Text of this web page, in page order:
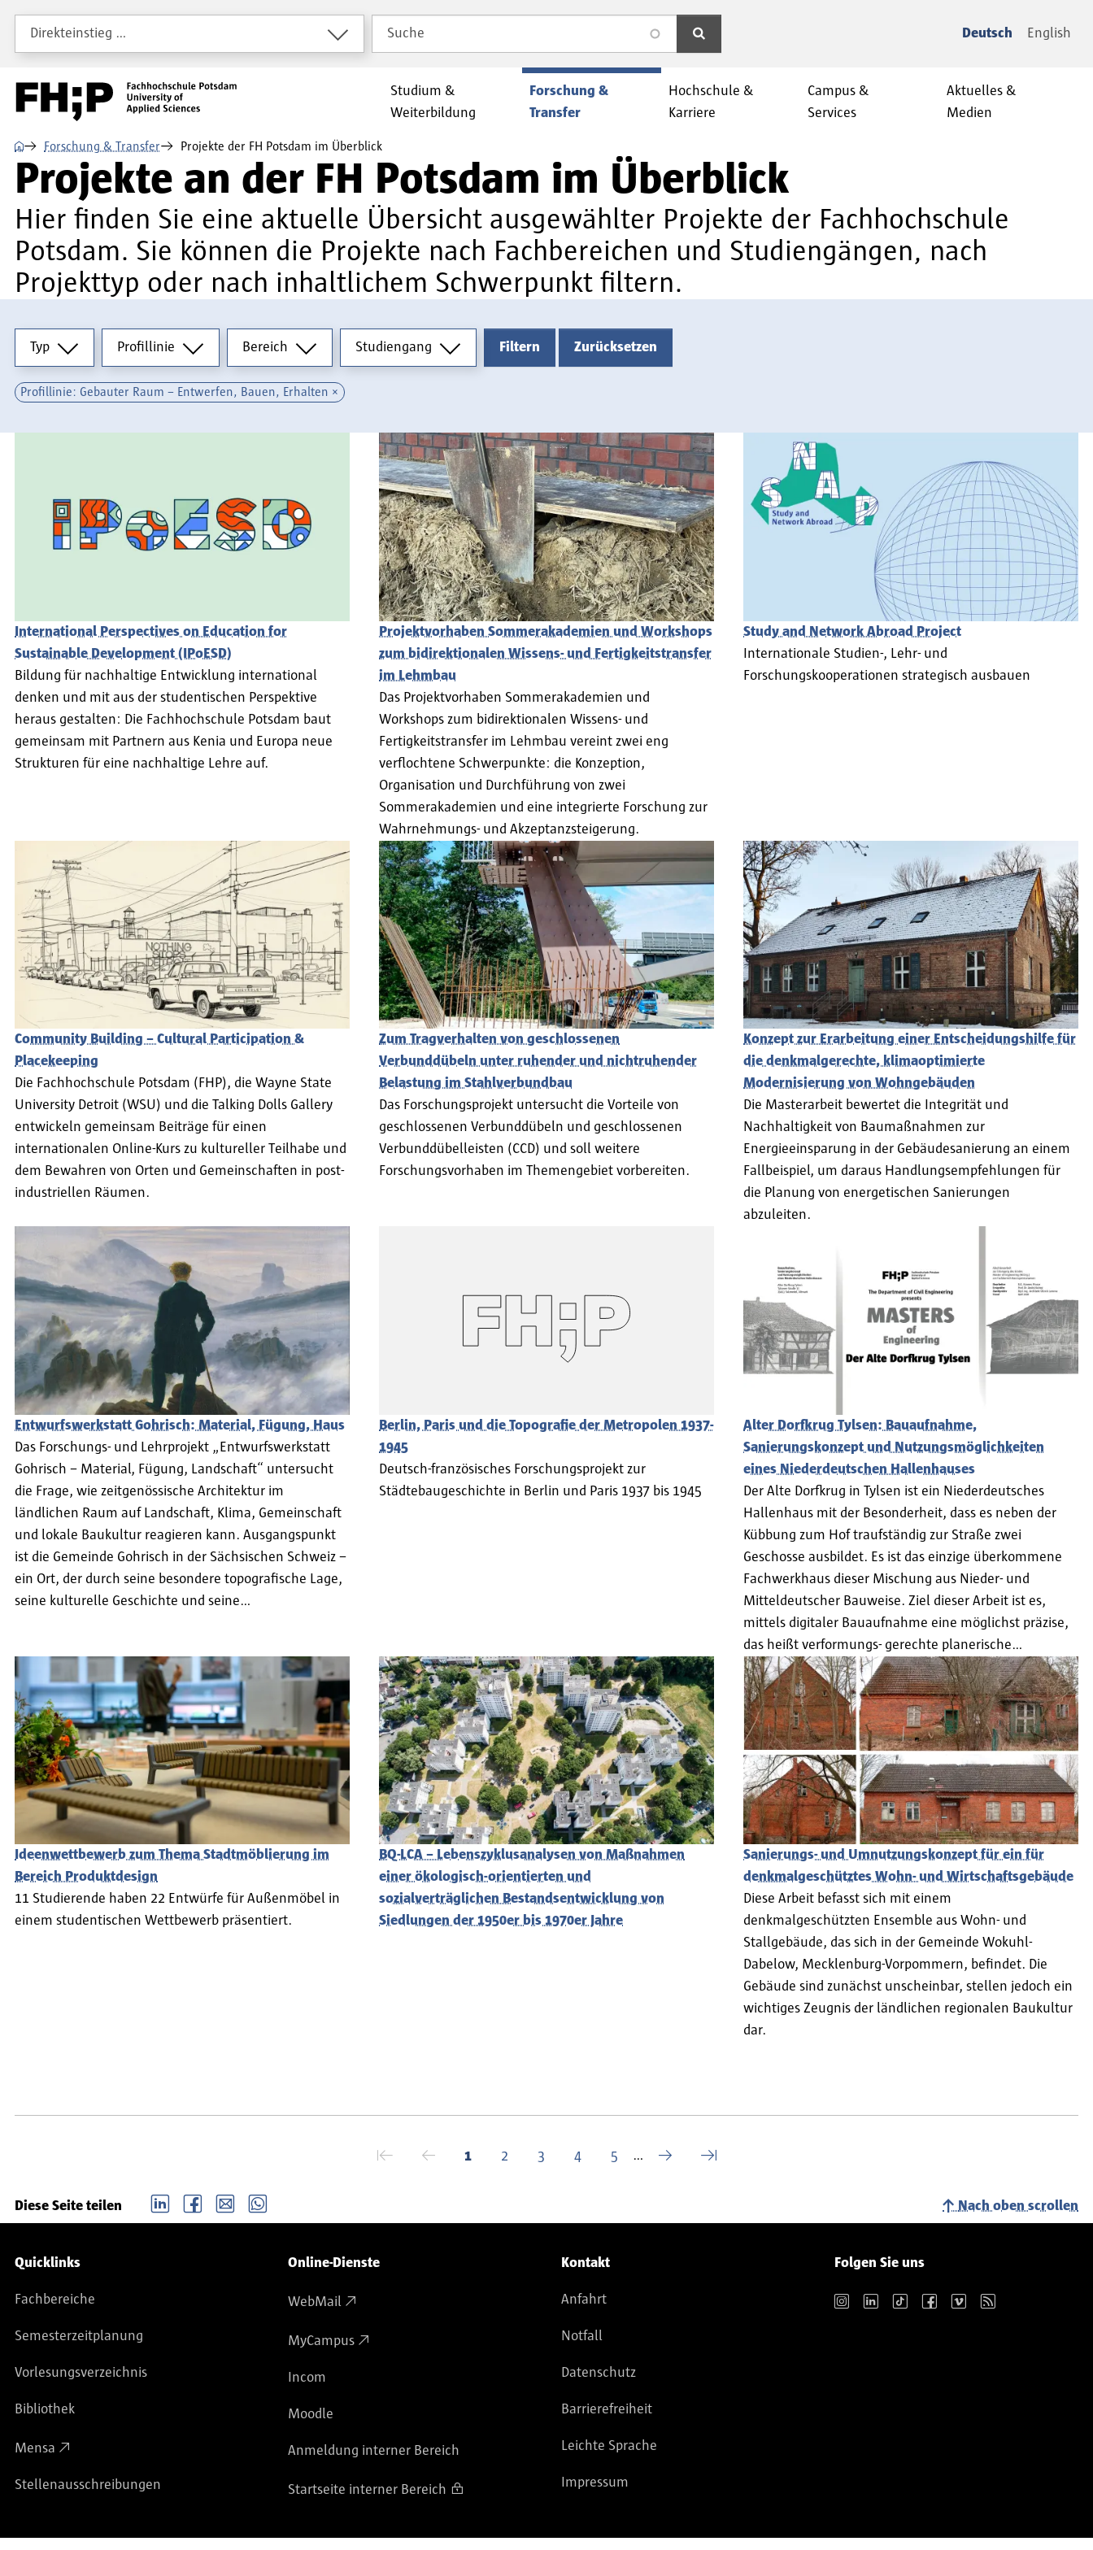
Direkt zum Inhalt
Direkt zur Hauptnavigation
Direkt zum Fußbereich
Direkteinstieg …
Suche
search Deutsch English
Studium &
Weiterbildung
Forschung &
Transfer
Hochschule &
Karriere
Campus &
Services
Aktuelles &
Medien
⌂ Forschung & Transfer Projekte der FH Potsdam im Überblick
Projekte an der FH Potsdam im Überblick
Hier finden Sie eine aktuelle Übersicht ausgewählter Projekte der Fachhochschule
Potsdam. Sie können die Projekte nach Fachbereichen und Studiengängen, nach
Projekttyp oder nach inhaltlichem Schwerpunkt filtern.
Typ
Typ
Profillinie
Profillinie
Bereich
Bereich
Studiengang
Studiengang Filtern Zurücksetzen
Profillinie: Gebauter Raum – Entwerfen, Bauen, Erhalten
International Perspectives on Education for
Sustainable Development (IPoESD)
Bildung für nachhaltige Entwicklung international
denken und mit aus der studentischen Perspektive
heraus gestalten: Die Fachhochschule Potsdam baut
gemeinsam mit Partnern aus Kenia und Europa neue
Strukturen für eine nachhaltige Lehre auf.
Projektvorhaben Sommerakademien und Workshops
zum bidirektionalen Wissens- und Fertigkeitstransfer
im Lehmbau
Das Projektvorhaben Sommerakademien und
Workshops zum bidirektionalen Wissens- und
Fertigkeitstransfer im Lehmbau vereint zwei eng
verflochtene Schwerpunkte: die Konzeption,
Organisation und Durchführung von zwei
Sommerakademien und eine integrierte Forschung zur
Wahrnehmungs- und Akzeptanzsteigerung.
Study and Network Abroad Project
Internationale Studien-, Lehr- und
Forschungskooperationen strategisch ausbauen
Community Building – Cultural Participation &
Placekeeping
Die Fachhochschule Potsdam (FHP), die Wayne State
University Detroit (WSU) und die Talking Dolls Gallery
entwickeln gemeinsam Beiträge für einen
internationalen Online-Kurs zu kultureller Teilhabe und
dem Bewahren von Orten und Gemeinschaften in post-
industriellen Räumen.
Zum Tragverhalten von geschlossenen
Verbunddübeln unter ruhender und nichtruhender
Belastung im Stahlverbundbau
Das Forschungsprojekt untersucht die Vorteile von
geschlossenen Verbunddübeln und geschlossenen
Verbunddübelleisten (CCD) und soll weitere
Forschungsvorhaben im Themengebiet vorbereiten.
Konzept zur Erarbeitung einer Entscheidungshilfe für
die denkmalgerechte, klimaoptimierte
Modernisierung von Wohngebäuden
Die Masterarbeit bewertet die Integrität und
Nachhaltigkeit von Baumaßnahmen zur
Energieeinsparung in der Gebäudesanierung an einem
Fallbeispiel, um daraus Handlungsempfehlungen für
die Planung von energetischen Sanierungen
abzuleiten.
Entwurfswerkstatt Gohrisch: Material, Fügung, Haus
Das Forschungs- und Lehrprojekt „Entwurfswerkstatt
Gohrisch – Material, Fügung, Landschaft“ untersucht
die Frage, wie zeitgenössische Architektur im
ländlichen Raum auf Landschaft, Klima, Gemeinschaft
und lokale Baukultur reagieren kann. Ausgangspunkt
ist die Gemeinde Gohrisch in der Sächsischen Schweiz –
ein Ort, der durch seine besondere topografische Lage,
seine kulturelle Geschichte und seine…
Berlin, Paris und die Topografie der Metropolen 1937-
1945
Deutsch-französisches Forschungsprojekt zur
Städtebaugeschichte in Berlin und Paris 1937 bis 1945
Alter Dorfkrug Tylsen: Bauaufnahme,
Sanierungskonzept und Nutzungsmöglichkeiten
eines Niederdeutschen Hallenhauses
Der Alte Dorfkrug in Tylsen ist ein Niederdeutsches
Hallenhaus mit der Besonderheit, dass es neben der
Kübbung zum Hof traufständig zur Straße zwei
Geschosse ausbildet. Es ist das einzige überkommene
Fachwerkhaus dieser Mischung aus Nieder- und
Mitteldeutscher Bauweise. Ziel dieser Arbeit ist es,
mittels digitaler Bauaufnahme eine möglichst präzise,
das heißt verformungs- gerechte planerische…
Ideenwettbewerb zum Thema Stadtmöblierung im
Bereich Produktdesign
11 Studierende haben 22 Entwürfe für Außenmöbel in
einem studentischen Wettbewerb präsentiert.
BQ-LCA – Lebenszyklusanalysen von Maßnahmen
einer ökologisch-orientierten und
sozialverträglichen Bestandsentwicklung von
Siedlungen der 1950er bis 1970er Jahre
Sanierungs- und Umnutzungskonzept für ein für
denkmalgeschütztes Wohn- und Wirtschaftsgebäude
Diese Arbeit befasst sich mit einem
denkmalgeschützten Ensemble aus Wohn- und
Stallgebäude, das sich in der Gemeinde Wokuhl-
Dabelow, Mecklenburg-Vorpommern, befindet. Die
Gebäude sind zunächst unscheinbar, stellen jedoch ein
wichtiges Zeugnis der ländlichen regionalen Baukultur
dar.
Erste Seite
⇤ Vorherige Seite
← Aktuelle Seite
1 Seite
2 Seite
3 Seite
4 Seite
5 … Nächste Seite
→ Letzte Seite
⇥
Diese Seite teilen LinkedIn Facebook email Whatsapp Nach oben scrollen
Service-Navigation
Quicklinks
Fachbereiche
Semesterzeitplanung
Vorlesungsverzeichnis
Bibliothek
Mensa
Stellenausschreibungen
Online-Dienste
WebMail
MyCampus
Incom
Moodle
Anmeldung interner Bereich
Startseite interner Bereich
Kontakt
Anfahrt
Notfall
Datenschutz
Barrierefreiheit
Leichte Sprache
Impressum
Folgen Sie uns
Instagram LinkedIn TikTok Facebook Vimeo RSS